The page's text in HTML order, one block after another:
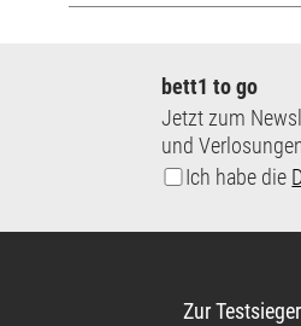
bett1 to go
Jetzt zum
und
Ich habe die
Zur